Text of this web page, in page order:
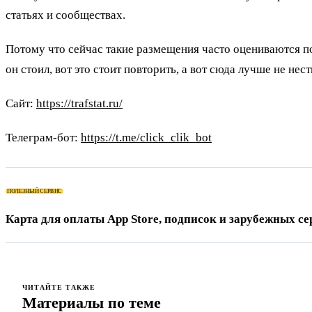
статьях и сообществах.
Потому что сейчас такие размещения часто оцениваются
он стоил, вот это стоит повторить, а вот сюда лучше не
Сайт: https://trafstat.ru/
Телеграм-бот: https://t.me/click_clik_bot
ПОЛЕЗНЫЙ СЕРВИС
Карта для
ЧИТАЙТЕ ТАКЖЕ
Материалы по теме